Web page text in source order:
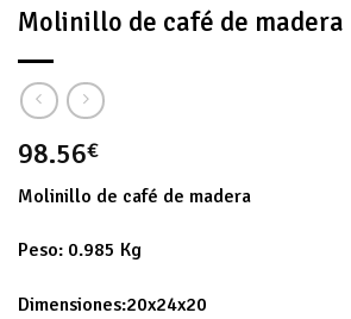
Molinillo de café de madera
98.56€
Molinillo de café de madera
Peso: 0.985 Kg
Dimensiones:20x24x20